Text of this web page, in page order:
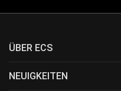
ÜBER ECS
NEUIGKEITEN